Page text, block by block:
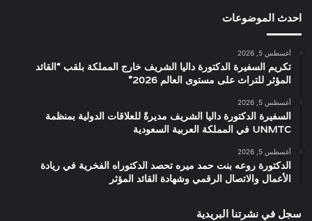
احدث الموضوعات
أغسطس 5, 2026
تكريم السفيرة الدكتورة داليا الشريف خارج المملكة بلقب “القائد
المؤثر للتراث على مستوى العالم 2026”
أغسطس 5, 2026
السفيرة الدكتورة داليا الشريف مديرةً للعلاقات الدولية بمنظمة
UNMTC في المملكة العربية السعودية
أغسطس 5, 2026
الدكتورة روعه بنت حمد ميره تحصد الدكتوراه الفخرية في ريادة
الأعمال والاتصال الرقمي وشهادة القائد المؤثر
سجل في نشرتنا البريدية